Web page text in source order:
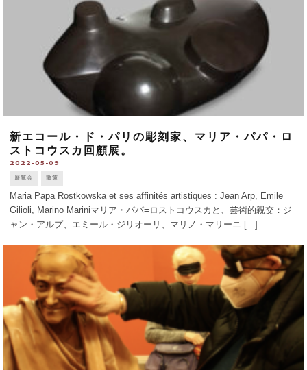
新エコール・ド・パリの彫刻家、マリア・パパ・ロ
ストコウスカ回顧展。
2022-05-09
展覧会 散策
Maria Papa Rostkowska et ses affinités artistiques : Jean Arp, Emile
Gilioli, Marino Mariniマリア・パパ=ロストコウスカと、芸術的親交：ジ
ャン・アルプ、エミール・ジリオーリ、マリノ・マリーニ [...]